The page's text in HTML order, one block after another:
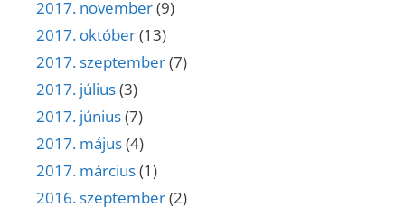
2017. november(9)
2017. október(13)
2017. szeptember(7)
2017. július(3)
2017. június(7)
2017. május(4)
2017. március(1)
2016. szeptember(2)